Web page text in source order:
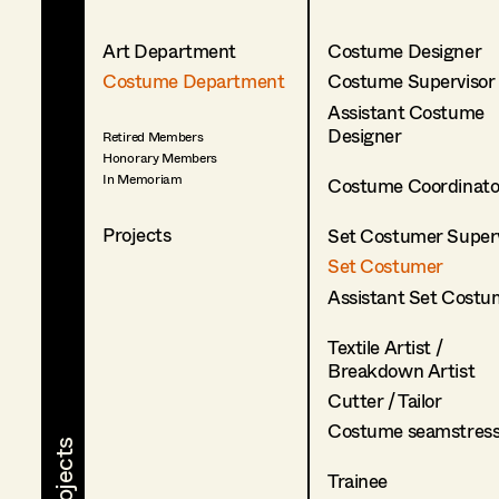
Art Department
Costume Department
Retired Members
Honorary Members
In Memoriam
Projects
Costume Designer
Costume Supervisor
Assistant Costume
Designer
Costume
Set Costumer
Set Costumer
Assistant Set
Textile Artist /
Breakdown Artist
Cutter / Tailor
Costume
Trainee